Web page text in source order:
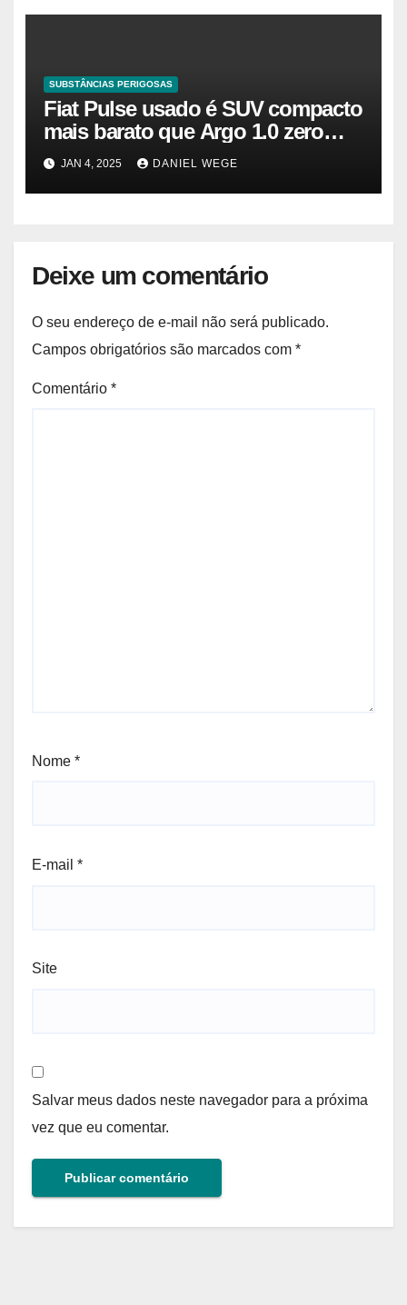
SUBSTÂNCIAS PERIGOSAS
Fiat Pulse usado é SUV compacto
mais barato que Argo 1.0 zero
quilômetro
JAN 4, 2025 DANIEL WEGE
Deixe um comentário
O seu endereço de e-mail não será publicado.
Campos obrigatórios são marcados com *
Comentário *
Nome *
E-mail *
Site
Salvar meus dados neste navegador para a próxima
vez que eu comentar.